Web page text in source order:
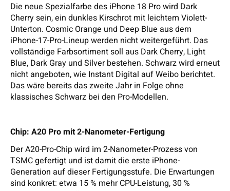
Die neue Spezialfarbe des iPhone 18 Pro wird Dark
Cherry sein, ein dunkles Kirschrot mit leichtem Violett-
Unterton. Cosmic Orange und Deep Blue aus dem
iPhone-17-Pro-Lineup werden nicht weitergeführt. Das
vollständige Farbsortiment soll aus Dark Cherry, Light
Blue, Dark Gray und Silver bestehen. Schwarz wird erneut
nicht angeboten, wie Instant Digital auf Weibo berichtet.
Das wäre bereits das zweite Jahr in Folge ohne
klassisches Schwarz bei den Pro-Modellen.
Chip: A20 Pro mit 2-Nanometer-Fertigung
Der A20-Pro-Chip wird im 2-Nanometer-Prozess von
TSMC gefertigt und ist damit die erste iPhone-
Generation auf dieser Fertigungsstufe. Die Erwartungen
sind konkret: etwa 15 % mehr CPU-Leistung, 30 %